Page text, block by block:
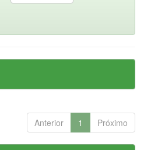
Anterior 1 Próximo